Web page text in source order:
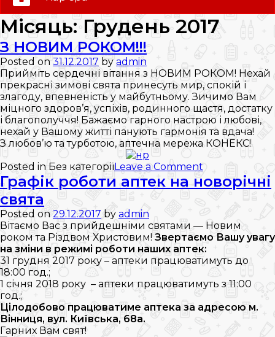
Слідкуй за нами:
Місяць: Грудень 2017
З НОВИМ РОКОМ!!!
Posted on 31.12.2017 by admin
Прийміть сердечні вітання з НОВИМ РОКОМ! Нехай
прекрасні зимові свята принесуть мир, спокій і
злагоду, впевненість у майбутньому. Зичимо Вам
міцного здоров’я, успіхів, родинного щастя, достатку
і благополуччя! Бажаємо гарного настрою і любові,
нехай у Вашому житті панують гармонія та вдача!
З любов’ю та турботою, аптечна мережа КОНЕКС!
Posted in Без категоріїLeave a Comment
З
НОВИМ
Графік роботи аптек на новорічні
свята
Posted on 29.12.2017 by admin
Вітаємо Вас з прийдешніми святами — Новим
роком та Різдвом Христовим! Звертаємо Вашу увагу
на зміни в режимі роботи наших аптек:
31 грудня 2017 року – аптеки працюватимуть до
18:00 год.;
1 січня 2018 року – аптеки працюватимуть з 11:00
год.;
Цілодобово працюватиме аптека за адресою м.
Вінниця, вул. Київська, 68а.
Гарних Вам свят!